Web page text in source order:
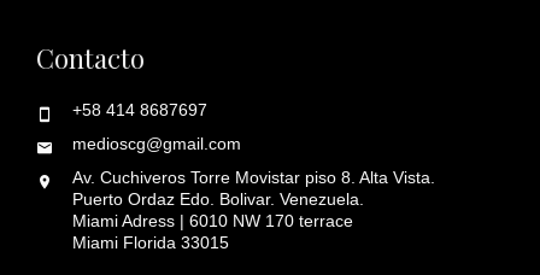
Contacto
+58 414 8687697
medioscg@gmail.com
Av. Cuchiveros Torre Movistar piso 8. Alta Vista.
Puerto Ordaz Edo. Bolivar. Venezuela.
Miami Adress | 6010 NW 170 terrace
Miami Florida 33015